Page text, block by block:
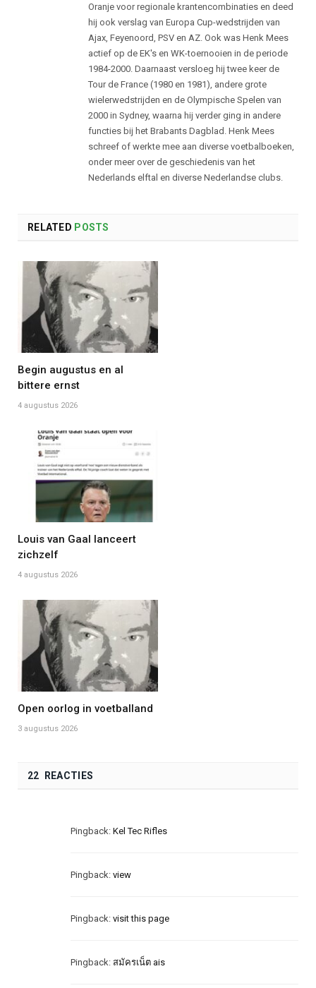
Oranje voor regionale krantencombinaties en deed
hij ook verslag van Europa Cup-wedstrijden van
Ajax, Feyenoord, PSV en AZ. Ook was Henk Mees
actief op de EK's en WK-toernooien in de periode
1984-2000. Daarnaast versloeg hij twee keer de
Tour de France (1980 en 1981), andere grote
wielerwedstrijden en de Olympische Spelen van
2000 in Sydney, waarna hij verder ging in andere
functies bij het Brabants Dagblad. Henk Mees
schreef of werkte mee aan diverse voetbalboeken,
onder meer over de geschiedenis van het
Nederlands elftal en diverse Nederlandse clubs.
RELATED POSTS
Begin augustus en al
bittere ernst
4 augustus 2026
Louis van Gaal lanceert
zichzelf
4 augustus 2026
Open oorlog in voetballand
3 augustus 2026
22 REACTIES
Pingback: Kel Tec Rifles
Pingback: view
Pingback: visit this page
Pingback: สมัครเน็ต ais